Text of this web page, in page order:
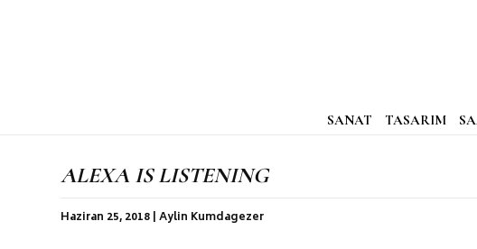
SANAT TASARIM
ALEXA IS LISTENING
Haziran 25, 2018 | Aylin Kumdagezer